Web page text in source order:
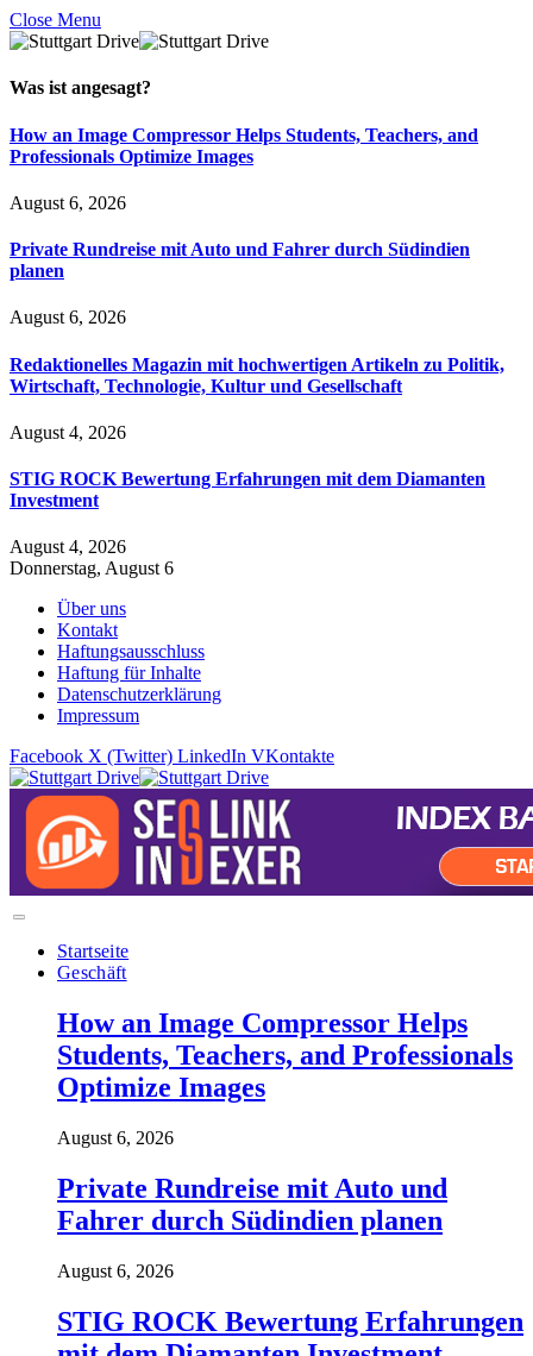
Close Menu
Was ist angesagt?
How an Image Compressor Helps Students, Teachers, and
Professionals Optimize Images
August 6, 2026
Private Rundreise mit Auto und Fahrer durch Südindien
planen
August 6, 2026
Redaktionelles Magazin mit hochwertigen Artikeln zu Politik,
Wirtschaft, Technologie, Kultur und Gesellschaft
August 4, 2026
STIG ROCK Bewertung Erfahrungen mit dem Diamanten
Investment
August 4, 2026
Donnerstag, August 6
Über uns
Kontakt
Haftungsausschluss
Haftung für Inhalte
Datenschutzerklärung
Impressum
Facebook X (Twitter) LinkedIn VKontakte
Startseite
Geschäft
How an Image Compressor Helps
Students, Teachers, and Professionals
Optimize Images
August 6, 2026
Private Rundreise mit Auto und
Fahrer durch Südindien planen
August 6, 2026
STIG ROCK Bewertung Erfahrungen